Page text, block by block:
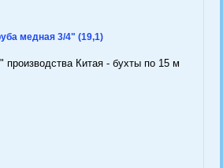
медная 3/4" (19,1)
производства Китая - бухты по 15 м